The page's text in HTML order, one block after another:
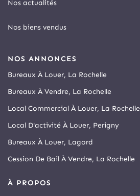
Nos actualités
Nos biens vendus
NOS ANNONCES
Bureaux À Louer, La Rochelle
Bureaux À Vendre, La Rochelle
Local Commercial À Louer, La Rochelle
Local D'activité À Louer, Perigny
Bureaux À Louer, Lagord
Cession De Bail À Vendre, La Rochelle
À PROPOS